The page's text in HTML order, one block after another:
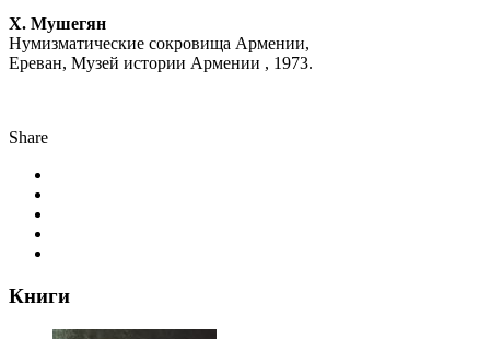
Х. Мушегян
Нумизматические сокровища Армении,
Ереван, Музей истории Армении , 1973.
Share
Книги